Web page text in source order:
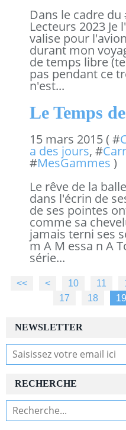
Dans le cadre
Lecteurs 2023
valise pour
durant mon
de temps libre
pas pendant ce
n'est...
Le Temps
15 mars 2015 ( #
a des jours, #
#MesGammes )
Le rêve de la
dans l'écrin de
de ses pointes
comme sa
jamais terni ses
m A M essa n A
série...
<< < 10 11
17
18 19
NEWSLETTER
RECHERCHE